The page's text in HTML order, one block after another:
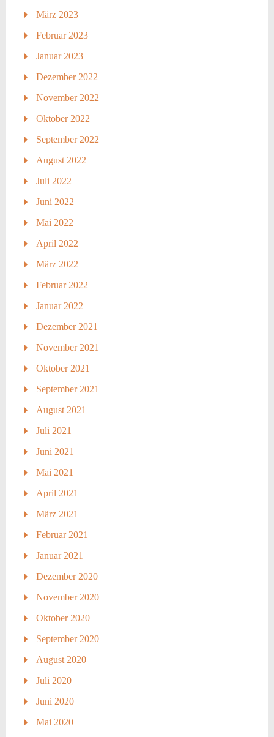
März 2023
Februar 2023
Januar 2023
Dezember 2022
November 2022
Oktober 2022
September 2022
August 2022
Juli 2022
Juni 2022
Mai 2022
April 2022
März 2022
Februar 2022
Januar 2022
Dezember 2021
November 2021
Oktober 2021
September 2021
August 2021
Juli 2021
Juni 2021
Mai 2021
April 2021
März 2021
Februar 2021
Januar 2021
Dezember 2020
November 2020
Oktober 2020
September 2020
August 2020
Juli 2020
Juni 2020
Mai 2020